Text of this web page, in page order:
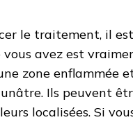
le traitement, il
avez est
zone enflammée
Ils peuvent
localisées. Si